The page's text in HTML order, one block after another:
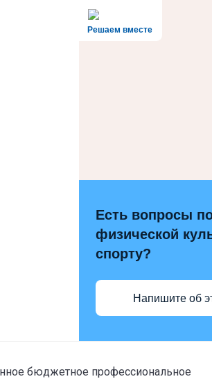
Решаем вместе
Есть вопросы
физической
спорту?
Напишите об
бюджетное профессиональное